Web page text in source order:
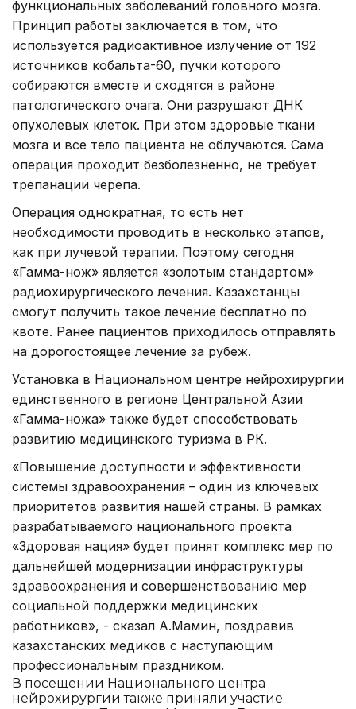
функциональных заболеваний головного мозга.
Принцип работы заключается в том, что
используется радиоактивное излучение от 192
источников кобальта-60, пучки которого
собираются вместе и сходятся в районе
патологического очага. Они разрушают ДНК
опухолевых клеток. При этом здоровые ткани
мозга и все тело пациента не облучаются. Сама
операция проходит безболезненно, не требует
трепанации черепа.
Операция однократная, то есть нет
необходимости проводить в несколько этапов,
как при лучевой терапии. Поэтому сегодня
«Гамма-нож» является «золотым стандартом»
радиохирургического лечения. Казахстанцы
смогут получить такое лечение бесплатно по
квоте. Ранее пациентов приходилось отправлять
на дорогостоящее лечение за рубеж.
Установка в Национальном центре нейрохирургии
единственного в регионе Центральной Азии
«Гамма-ножа» также будет способствовать
развитию медицинского туризма в РК.
«Повышение доступности и эффективности
системы здравоохранения – один из ключевых
приоритетов развития нашей страны. В рамках
разрабатываемого национального проекта
«Здоровая нация» будет принят комплекс мер по
дальнейшей модернизации инфраструктуры
здравоохранения и совершенствованию мер
социальной поддержки медицинских
работников», - сказал А.Мамин, поздравив
казахстанских медиков с наступающим
профессиональным праздником.
В посещении Национального центра
нейрохирургии также приняли участие